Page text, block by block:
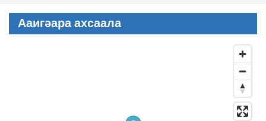
Ааигәара ахсаала